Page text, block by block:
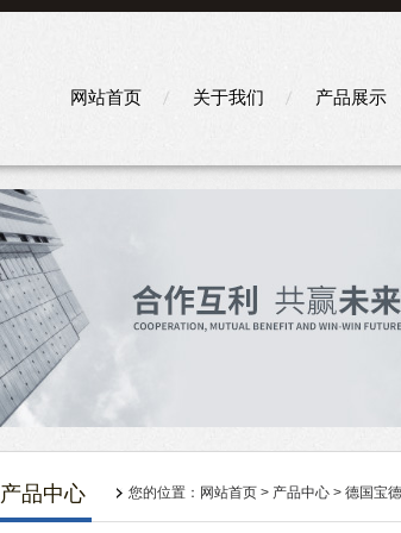
网站首页 关于我们 产品展示
产品中心 您的位置： 网站首页 > 产品中心 > 德国宝